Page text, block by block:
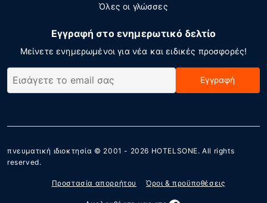
Όλες οι γλώσσες
Εγγραφή στο ενημερωτικό δελτίο
Μείνετε ενημερωμένοι για νέα και ειδικές προσφορές!
Εγγραφή
πνευματική ιδιοκτησία © 2001 - 2026 HOTELSONE. All rights
reserved.
Προστασία απορρήτου Όροι & προϋποθέσεις